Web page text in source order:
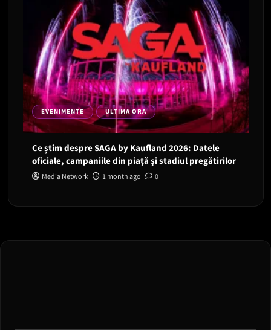
EVENIMENTE ULTIMA ORA
Ce știm despre SAGA by Kaufland 2026: Datele
oficiale, campaniile din piață și stadiul pregătirilor
Media Network 1 month ago 0